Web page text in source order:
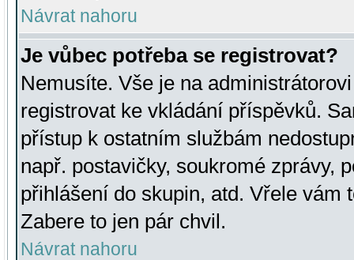
Návrat nahoru
Je vůbec potřeba se registrovat?
Nemusíte. Vše je na
registrovat ke vkládání příspěvků.
přístup k ostatním službám
např. postavičky, soukromé zprávy,
přihlášení do skupin, atd. Vřele vám
Zabere to jen pár chvil.
Návrat nahoru